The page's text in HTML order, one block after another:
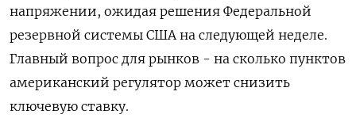
напряжении, ожидая решения Федеральной
резервной системы США на следующей неделе.
Главный вопрос для рынков - на сколько пунктов
американский регулятор может снизить
ключевую ставку.